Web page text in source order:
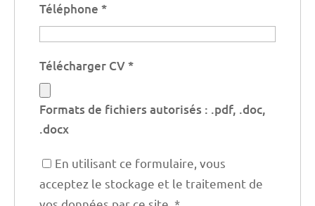
Téléphone *
Télécharger CV*
Formats de fichiers autorisés : .pdf, .doc,
.docx
En utilisant ce formulaire, vous
acceptez le stockage et le traitement de